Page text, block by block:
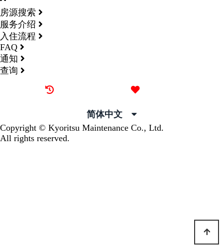
房源搜索
服务介绍
入住流程
FAQ
通知
查询
简体中文
Copyright © Kyoritsu Maintenance Co., Ltd.
All rights reserved.